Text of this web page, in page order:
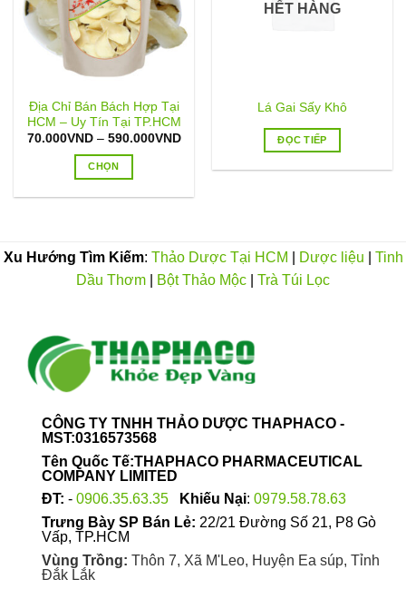
Địa Chỉ Bán Bách Hợp Tại
HCM – Uy Tín Tại TP.HCM
70.000VND – 590.000VNDKhoảng
70.000VND
590.000VND
CHỌN
nhiều
biến
tùy
chọn
có
được
chọn
trên
trang
sản
HẾT HÀNG
Lá Gai Sấy Khô
ĐỌC TIẾP
Xu Hướng Tìm Kiếm: Thảo Dược Tại HCM Dược liệu
Tinh
Dầu Thơm
Bột Thảo Mộc Trà Túi Lọc
CÔNG TY TNHH THẢO DƯỢC THAPHACO -
MST:0316573568
Tên Quốc Tế:THAPHACO PHARMACEUTICAL
COMPANY LIMITED
ĐT: - 0906.35.63.35 Khiếu Nại: 0979.58.78.63
Trưng Bày SP Bán Lẻ: 22/21 Đường Số 21, P8 Gò
Vấp, TP.HCM
Vùng Trồng: Thôn 7, Xã M'Leo, Huyện Ea súp, Tỉnh
Đắk Lắk